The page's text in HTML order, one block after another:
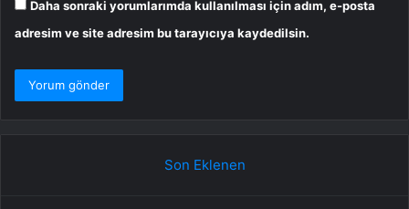
Daha sonraki yorumlarımda kullanılması için adım, e-posta
adresim ve site adresim bu tarayıcıya kaydedilsin.
Son Eklenen